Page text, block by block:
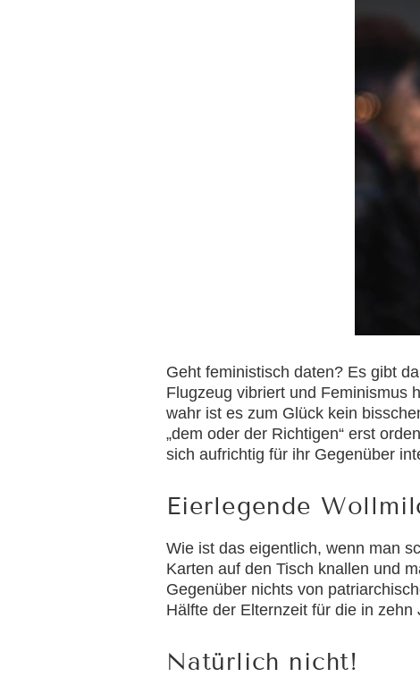
Geht feministisch daten? Es gibt
Flugzeug vibriert und Feminismus
wahr ist es zum Glück kein
„dem oder der Richtigen“ erst
sich aufrichtig für ihr Gegenüber
Eierlegende
Wie ist das eigentlich, wenn man
Karten auf den Tisch knallen und
Gegenüber nichts von
Hälfte der Elternzeit für die in
Natürlich nicht!